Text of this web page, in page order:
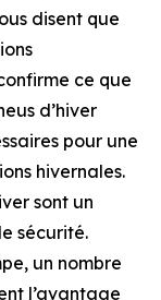
disent que
ce que
d’hiver
pour une
hivernales.
sont un
sécurité.
un nombre
l’avantage